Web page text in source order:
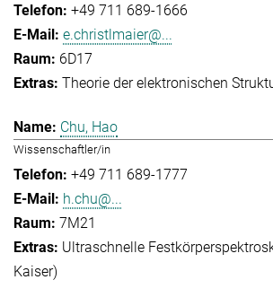
+49 711 689-1666
e.christlmaier@...
6D17
Theorie der elektronischen
Chu, Hao
Wissenschaftler/in
+49 711 689-1777
h.chu@...
7M21
Ultraschnelle
Kaiser)